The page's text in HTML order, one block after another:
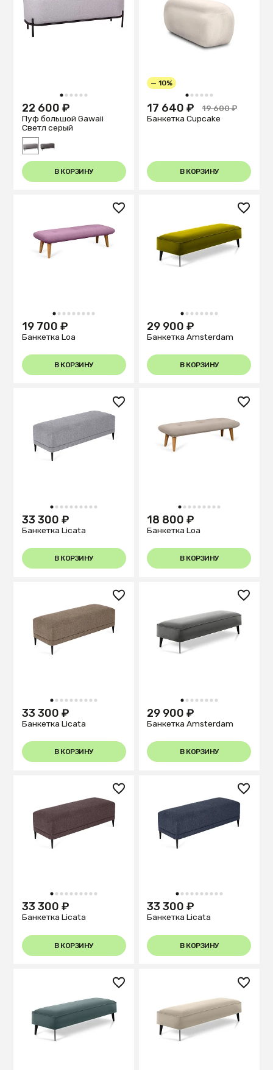
1 2 3 4 5 6
22 600 ₽
Пуф большой Gawaii
Светл серый
В КОРЗИНУ
1 2 3 4 5 6
— 10%
17 640 ₽
19 600 ₽
Банкетка Cupcake
В КОРЗИНУ
1 2 3 4 5 6 7 8 9
19 700 ₽
Банкетка Loa
В КОРЗИНУ
1 2 3 4 5 6 7 8
29 900 ₽
Банкетка Amsterdam
В КОРЗИНУ
1 2 3 4 5 6 7 8 9 10
33 300 ₽
Банкетка Licata
В КОРЗИНУ
1 2 3 4 5 6 7 8 9
18 800 ₽
Банкетка Loa
В КОРЗИНУ
1 2 3 4 5 6 7 8 9 10
33 300 ₽
Банкетка Licata
В КОРЗИНУ
1 2 3 4 5 6 7 8
29 900 ₽
Банкетка Amsterdam
В КОРЗИНУ
1 2 3 4 5 6 7 8 9 10
33 300 ₽
Банкетка Licata
В КОРЗИНУ
1 2 3 4 5 6 7 8 9 10
33 300 ₽
Банкетка Licata
В КОРЗИНУ